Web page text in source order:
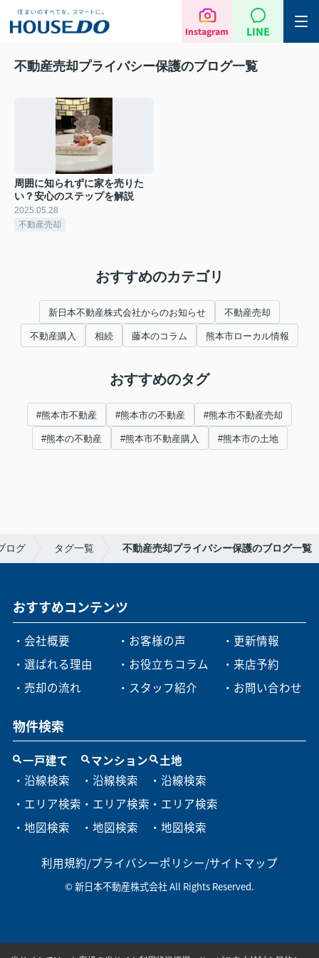
Instagram LINE
不動産売却プライバシー保護のブログ一覧
周囲に知られずに家を売りた
い？安心のステップを解説
2025.05.28
不動産売却
おすすめのカテゴリ
新日本不動産株式会社からのお知らせ 不動産売却
不動産購入 相続 藤本のコラム 熊本市ローカル情報
おすすめのタグ
#熊本市不動産 #熊本市の不動産 #熊本市不動産売却
#熊本の不動産 #熊本市不動産購入 #熊本市の土地
ログ タグ一覧 不動産売却プライバシー保護のブログ一覧
おすすめコンテンツ
・会社概要
・選ばれる理由
・売却の流れ
・お客様の声
・お役立ちコラム
・スタッフ紹介
・更新情報
・来店予約
・お問い合わせ
物件検索
一戸建て
・沿線検索
・エリア検索
・地図検索
マンション
・沿線検索
・エリア検索
・地図検索
土地
・沿線検索
・エリア検索
・地図検索
利用規約/プライバシーポリシー/サイトマップ
© 新日本不動産株式会社 All Rights Reserved.